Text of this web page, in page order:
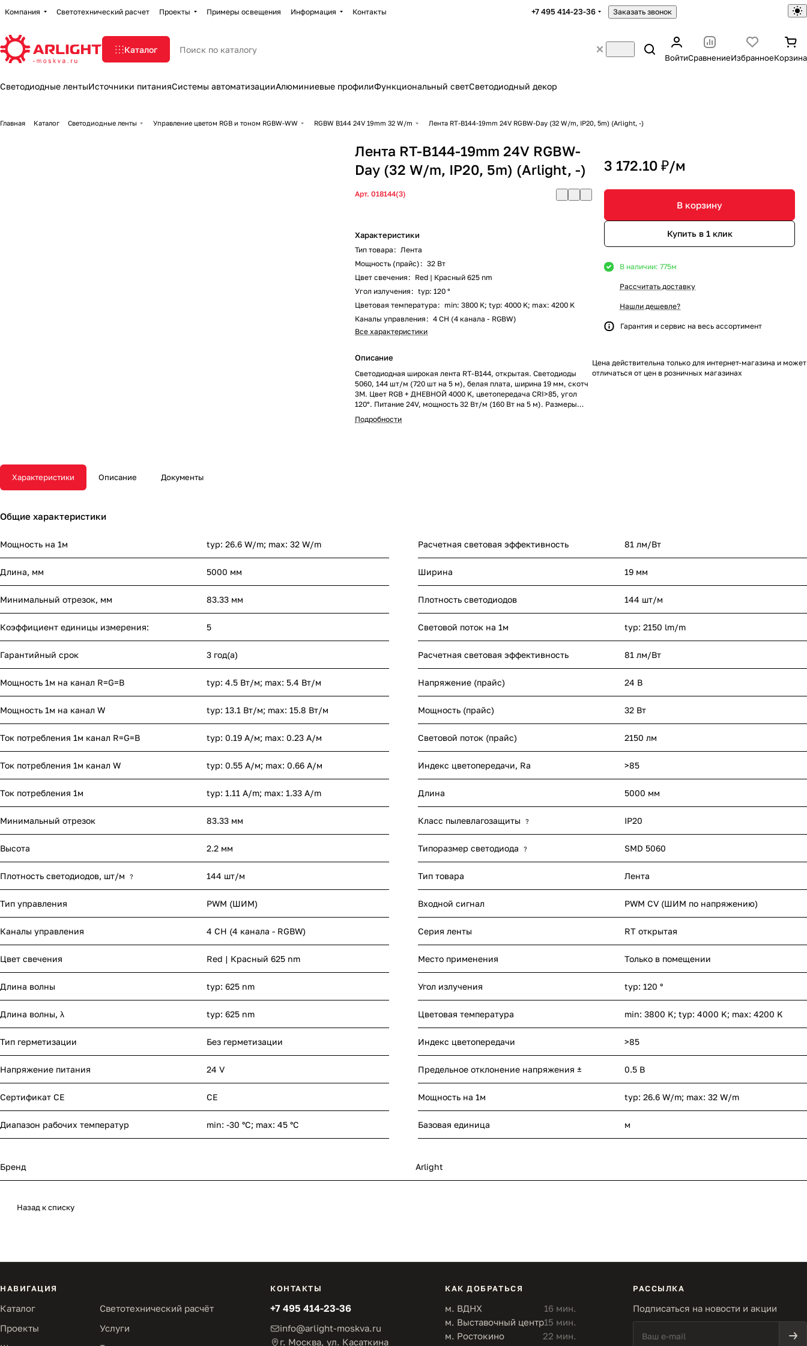
Компания Светотехнический расчет Проекты Примеры освещения Информация Контакты +7 495 414-23-36 Заказать звонок
Каталог
ВойтиСравнениеИзбранноеКорзина
Светодиодные лентыИсточники питанияСистемы автоматизацииАлюминиевые профилиФункциональный светСветодиодный декор
Главная Каталог Светодиодные ленты Управление цветом RGB и тоном RGBW-WW RGBW B144 24V 19mm 32 W/m Лента RT-B144-19mm 24V RGBW-Day (32 W/m, IP20, 5m) (Arlight, -)
Лента RT-B144-19mm 24V RGBW-
Day (32 W/m, IP20, 5m) (Arlight, -)
Арт.018144(3)
Характеристики
Тип товара : Лента
Мощность (прайс) : 32 Вт
Цвет свечения : Red | Красный 625 nm
Угол излучения : typ: 120 °
Цветовая температура : min: 3800 K; typ: 4000 K; max: 4200 K
Каналы управления : 4 CH (4 канала - RGBW)
Все характеристики
Описание
Светодиодная широкая лента RT-B144, открытая. Светодиоды
5060, 144 шт/м (720 шт на 5 м), белая плата, ширина 19 мм, скотч
3M. Цвет RGB + ДНЕВНОЙ 4000 K, цветопередача CRI>85, угол
120°. Питание 24V, мощность 32 Вт/м (160 Вт на 5 м). Размеры
5000x19x2.2 мм. Мин.отрезок 83.33 мм, 12 светодиодов. Цена за 1
м.
Подробности
3 172.10 ₽/м
В корзину
Купить в 1 клик
В наличии: 775м
Рассчитать доставку
Нашли дешевле?
Гарантия и сервис на весь ассортимент
Цена действительна только для интернет-магазина и может
отличаться от цен в розничных магазинах
Характеристики Описание Документы
Общие характеристики
Мощность на 1м typ: 26.6 W/m; max: 32 W/m Расчетная световая эффективность 81 лм/Вт
Длина, мм 5000 мм Ширина 19 мм
Минимальный отрезок, мм 83.33 мм Плотность светодиодов 144 шт/м
Коэффициент единицы измерения: 5 Световой поток на 1м typ: 2150 lm/m
Гарантийный срок 3 год(а) Расчетная световая эффективность 81 лм/Вт
Мощность 1м на канал R=G=B typ: 4.5 Вт/м; max: 5.4 Вт/м Напряжение (прайс) 24 В
Мощность 1м на канал W typ: 13.1 Вт/м; max: 15.8 Вт/м Мощность (прайс) 32 Вт
Ток потребления 1м канал R=G=B typ: 0.19 А/м; max: 0.23 А/м Световой поток (прайс) 2150 лм
Ток потребления 1м канал W typ: 0.55 А/м; max: 0.66 А/м Индекс цветопередачи, Ra >85
Ток потребления 1м typ: 1.11 A/m; max: 1.33 A/m Длина 5000 мм
Минимальный отрезок 83.33 мм Класс пылевлагозащиты ? IP20
Высота 2.2 мм Типоразмер светодиода ? SMD 5060
Плотность светодиодов, шт/м ? 144 шт/м Тип товара Лента
Тип управления PWM (ШИМ) Входной сигнал PWM СV (ШИМ по напряжению)
Каналы управления 4 CH (4 канала - RGBW) Серия ленты RT открытая
Цвет свечения Red | Красный 625 nm Место применения Только в помещении
Длина волны typ: 625 nm Угол излучения typ: 120 °
Длина волны, λ typ: 625 nm Цветовая температура min: 3800 K; typ: 4000 K; max: 4200 K
Тип герметизации Без герметизации Индекс цветопередачи >85
Напряжение питания 24 V Предельное отклонение напряжения ± 0.5 В
Сертификат CE CE Мощность на 1м typ: 26.6 W/m; max: 32 W/m
Диапазон рабочих температур min: -30 °C; max: 45 °C Базовая единица м
Бренд Arlight
Назад к списку
НАВИГАЦИЯ
Каталог
Светотехнический расчёт
Проекты
Услуги
КОНТАКТЫ
+7 495 414-23-36
info@arlight-moskva.ru
г. Москва, ул. Касаткина
КАК ДОБРАТЬСЯ
м. ВДНХ
16 мин.
м. Выставочный центр15 мин.
м. Ростокино
22 мин.
РАССЫЛКА
Подписаться на новости и акции